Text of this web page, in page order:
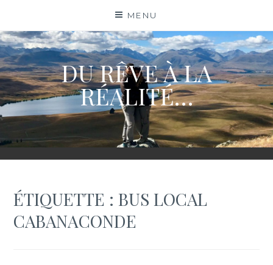
content
MENU
DU RÊVE À LA
RÉALITÉ…
ÉTIQUETTE :BUS LOCAL
CABANACONDE